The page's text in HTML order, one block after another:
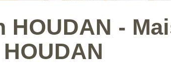
HOUDAN -
HOUDAN